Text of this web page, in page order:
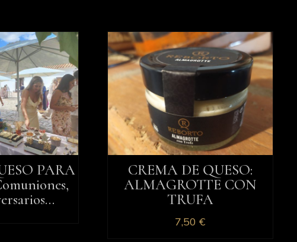
PARA
CREMA DE QUESO:
ALMAGROTTE CON
TRUFA
7,50€